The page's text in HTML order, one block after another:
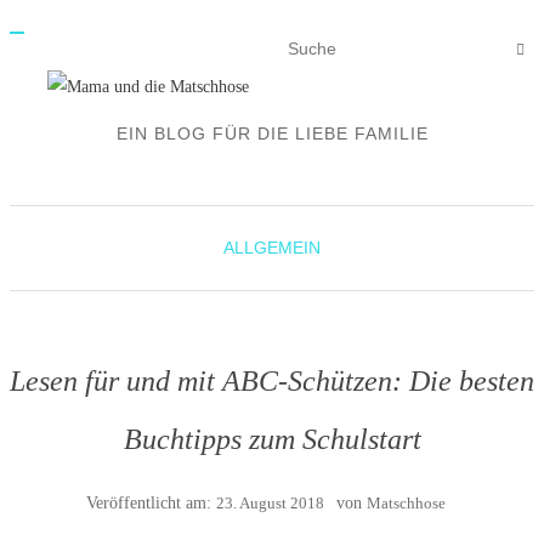
E
A
H
EIN BLOG FÜR DIE LIEBE FAMILIE
ALLGEMEIN
Lesen für und mit ABC-Schützen: Die besten
Buchtipps zum Schulstart
Veröffentlicht am: 23. August 2018 von Matschhose